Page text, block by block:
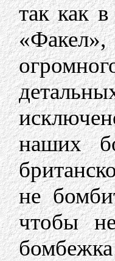
так как
«Факел»,
наших
не
чтобы